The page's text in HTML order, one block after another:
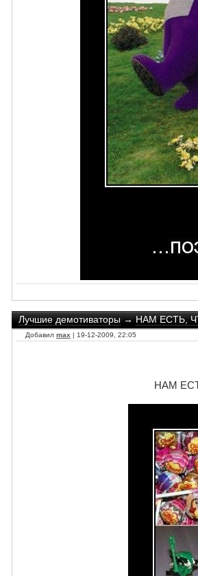
Лучшие демотиваторы→НАМ ЕСТЬ,
Добавил max | 19-12-2009, 22:05
НАМ